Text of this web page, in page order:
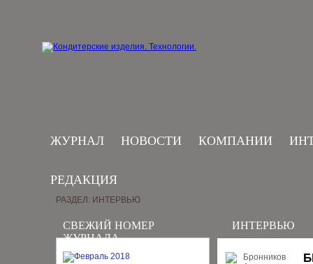
ЖУРНАЛ НОВОСТИ КОМПАНИИ
РЕДАКЦИЯ
СВЕЖИЙ НОМЕР
ЖУРНАЛА
РАЗДЕЛ: ИНТЕРВЬЮ
ИНТЕРВЬЮ